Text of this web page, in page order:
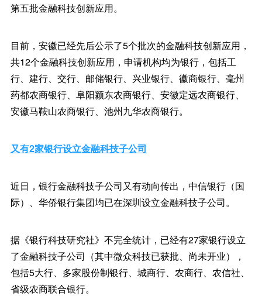
第五批金融科技创新应用。
目前，安徽已经先后公示了5个批次的金融科技创新应用，
共12个金融科技创新应用，申请机构均为银行，包括工
行、建行、交行、邮储银行、兴业银行、徽商银行、毫州
药都农商银行、阜阳颍东农商银行、安徽定远农商银行、
安徽马鞍山农商银行、池州九华农商银行。
又有2家银行设立金融科技子公司
近日，银行金融科技子公司又有动向传出，中信银行（国
际）、华侨银行集团均已在深圳设立金融科技子公司。
据《银行科技研究社》不完全统计，已经有27家银行设立
了金融科技子公司（其中微众科技已获批、尚未开业），
包括5大行、多家股份制银行、城商行、农商行、农信社、
省级农商联合银行。